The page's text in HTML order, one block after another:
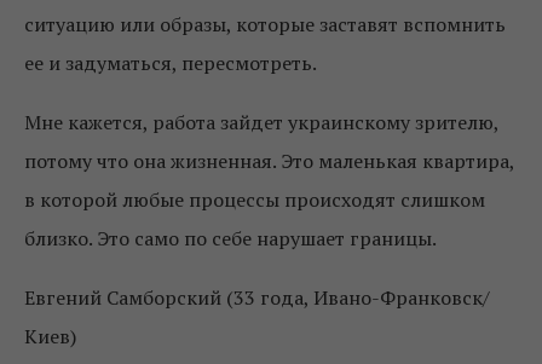
ситуацию или образы, которые заставят вспомнить
ее и задуматься, пересмотреть.
Мне кажется, работа зайдет украинскому зрителю,
потому что она жизненная. Это маленькая квартира,
в которой любые процессы происходят слишком
близко. Это само по себе нарушает границы.
Евгений Самборский (33 года, Ивано-Франковск/
Киев)